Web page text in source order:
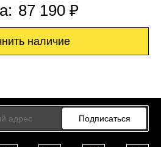
87 190 ₽
наличие
Подписаться